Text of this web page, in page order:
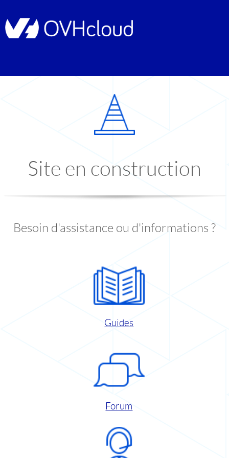
Site en construction
Besoin d'assistance ou d'informations ?
Guides
Forum